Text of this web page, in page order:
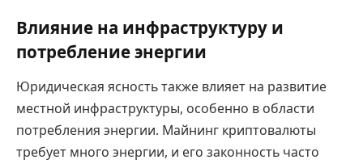
Влияние на инфраструктуру и
потребление энергии
Юридическая ясность также влияет на развитие
местной инфраструктуры, особенно в области
потребления энергии. Майнинг криптовалюты
требует много энергии, и его законность часто